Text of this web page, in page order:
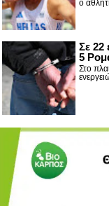
ο
Σε 22
5
Στο